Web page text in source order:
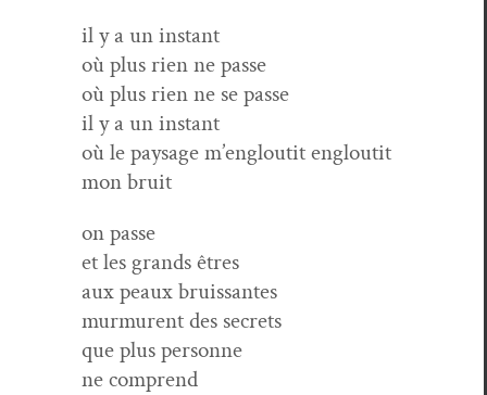
il y a un instant
où plus rien ne passe
où plus rien ne se passe
il y a un instant
où le paysage m’engloutit engloutit
mon bruit
on passe
et les grands êtres
aux peaux bruissantes
mur­murent des secrets
que plus personne
ne comprend